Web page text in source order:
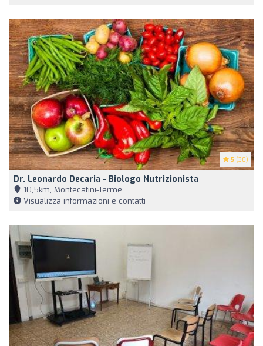
5 (30)
Dr. Leonardo Decaria - Biologo Nutrizionista
10,5km, Montecatini-Terme
Visualizza informazioni e contatti